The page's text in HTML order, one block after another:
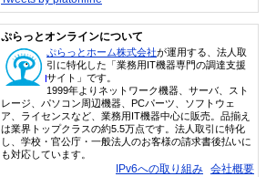
ぷらっとオンラインについて
ぷらっとホーム株式会社が運用する、法人取
引に特化した「業務用IT機器専門の調達支援
サイト」です。
1999年よりネットワーク機器、サーバ、スト
レージ、パソコン周辺機器、PCパーツ、ソフトウェ
ア、ライセンスなど、業務用IT機器中心に販売。品揃え
は業界トップクラスの約5.5万点です。法人取引に特化
し、学校・官公庁・一般法人のお客様の請求書後払いに
も対応しています。
IPv6への取り組み 会社概要